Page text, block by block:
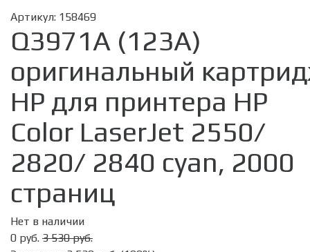
Артикул: 158469
Q3971A (123A)
оригинальный
HP для принтера HP
Color LaserJet 2550/
2820/ 2840 cyan, 2000
страниц
Нет в наличии
0 руб. 3 530 руб.